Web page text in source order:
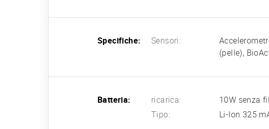
Specifiche: Sensori:
(pelle),
Batteria: ricarica:
10W senza
Tipo:
Li-Ion 325